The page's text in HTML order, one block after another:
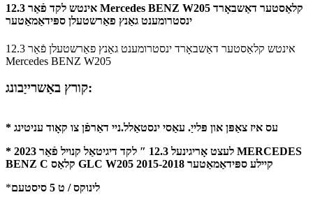
12.3 אינטש לקד פֿאַר Mercedes BENZ W205 קלאַסטער דאַשבאָרד
ינסטרומענט גאַנץ פאַרשטעלן ספּידאַמאַטער
12.3 אינטש קלאַסטער דאַשבאָרד ינסטרומענט גאַנץ פאַרשטעלן פֿאַר
Mercedes BENZ W205
קורץ באַשרייַבונג:
* עס איז צאַפּן און פּלייַ. עאַסי ינסטאַלל.ניי דאַרפֿן צו קאָוד עניטינג
* 2023 לעצט אָריגינעל 12.3 ″ לקד דיגיטאַל קנויל פֿאַר MERCEDES
BENZ C קלאַס GLC W205 2015-2018 קיילע ספּידאַמאַטער
*
לינוקס / ט 5 סיסטעם